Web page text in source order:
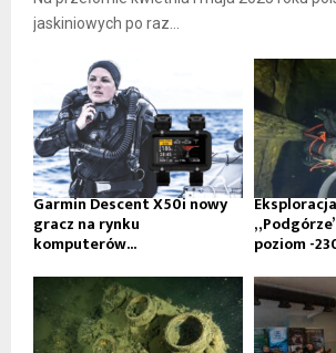
jaskiniowych po raz...
Garmin Descent X50i nowy
gracz na rynku
komputerów... poziom -